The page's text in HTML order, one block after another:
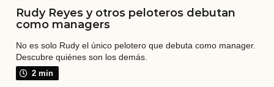
Rudy Reyes y otros peloteros debutan
como managers
No es solo Rudy el único pelotero que debuta como manager.
Descubre quiénes son los demás.
2 min